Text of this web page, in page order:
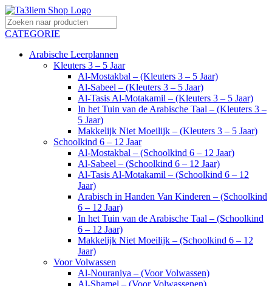
CATEGORIE
Arabische Leerplannen
Kleuters 3 – 5 Jaar
Al-Mostakbal – (Kleuters 3 – 5 Jaar)
Al-Sabeel – (Kleuters 3 – 5 Jaar)
Al-Tasis Al-Motakamil – (Kleuters 3 – 5 Jaar)
In het Tuin van de Arabische Taal – (Kleuters 3 –
5 Jaar)
Makkelijk Niet Moeilijk – (Kleuters 3 – 5 Jaar)
Schoolkind 6 – 12 Jaar
Al-Mostakbal – (Schoolkind 6 – 12 Jaar)
Al-Sabeel – (Schoolkind 6 – 12 Jaar)
Al-Tasis Al-Motakamil – (Schoolkind 6 – 12
Jaar)
Arabisch in Handen Van Kinderen – (Schoolkind
6 – 12 Jaar)
In het Tuin van de Arabische Taal – (Schoolkind
6 – 12 Jaar)
Makkelijk Niet Moeilijk – (Schoolkind 6 – 12
Jaar)
Voor Volwassen
Al-Nouraniya – (Voor Volwassen)
Al-Shamel – (Voor Volwassenen)